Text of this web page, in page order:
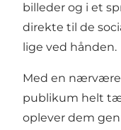
billeder og i et
direkte til de
lige ved hånden.
Med en
publikum helt
oplever dem